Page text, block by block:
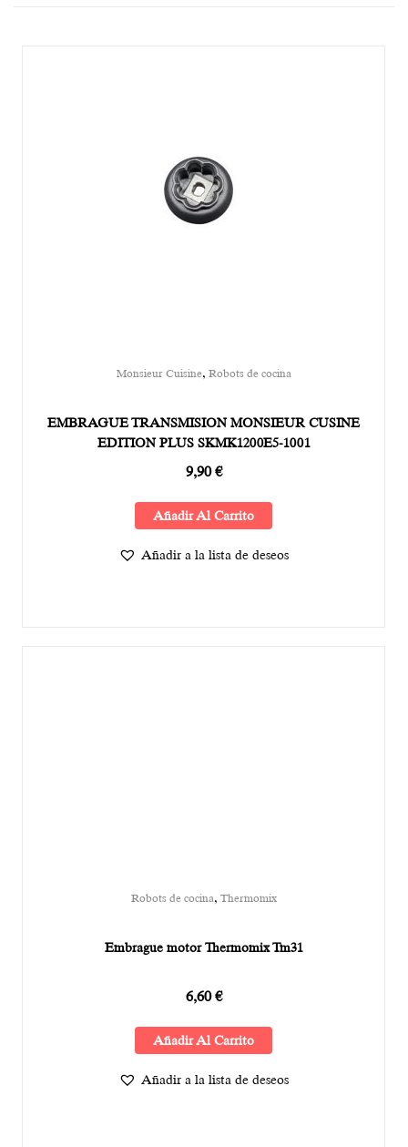
Monsieur Cuisine, Robots de cocina
EMBRAGUE TRANSMISION MONSIEUR CUSINE
EDITION PLUS SKMK1200E5-1001
9,90€
Añadir Al Carrito
Añadir a la lista de deseos
Robots de cocina, Thermomix
Embrague motor Thermomix Tm31
6,60€
Añadir Al Carrito
Añadir a la lista de deseos